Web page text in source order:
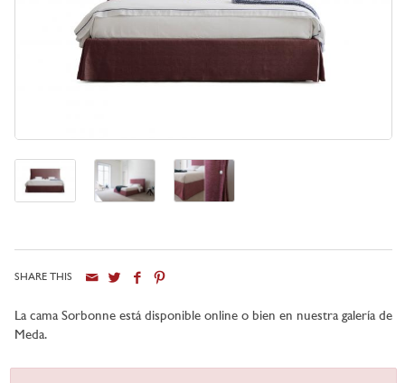
SHARE THIS
La cama Sorbonne está disponible online o bien en nuestra galería de
Meda.